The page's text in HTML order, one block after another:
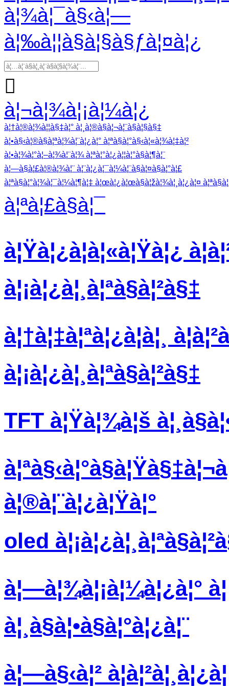
à¦¾à¦¯à§‹à¦—
à¦‰à¦¦à§à¦§à§ƒà¦¤à¦¿

à¦¬à¦¾à¦¡à¦¼à¦¿
à¦†à¦®à¦¾à¦¦à§‡à¦° à¦¸à¦®à§à¦¬à¦¨à§à¦§à§‡
à¦•à§‹à¦®à§à¦ªà¦¾à¦¨à¦¿à¦° à¦ªà§à¦°à§‹à¦«à¦¾à¦‡à¦²
à¦•à¦¾à¦°à¦–à¦¾à¦¨à¦¾ à¦ªà¦°à¦¿à¦¦à¦°à§à¦¶à¦¨
à¦—à§à¦£à¦®à¦¾à¦¨ à¦¨à¦¿à¦¯à¦¼à¦¨à§à¦¤à§à¦°à¦£
à¦ªà§à¦°à¦¾à¦¯à¦¼à¦¶à¦‡ à¦œà¦¿à¦œà§à¦žà¦¾à¦¸à¦¿à¦¤
à¦ªà¦£à§à¦¯
à¦Ÿà¦¿à¦à¦«à¦Ÿà¦¿
à¦¡à¦¿à¦¸à¦ªà§à¦²à§‡
à¦†à¦‡à¦ªà¦¿à¦à¦¸
à¦¡à¦¿à¦¸à¦ªà§à¦²à§‡
TFT à¦Ÿà¦¾à¦š
à¦®à¦¨à¦¿à¦Ÿà¦°
oled
à¦—à¦¾à¦¡à¦¼à¦¿à¦°
à¦¸à§à¦•à§à¦°à¦¿à¦¨
à¦—à§‹à¦²